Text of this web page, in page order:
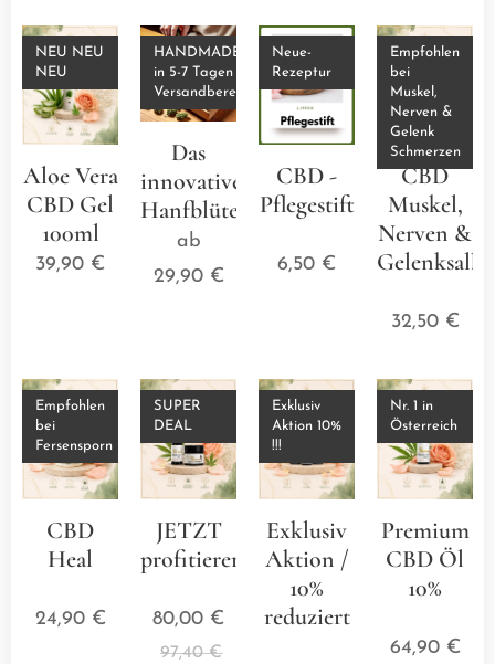
Aloe Vera
CBD Gel
100ml
NEU NEU
NEU
39,90 €
Das
innovative
Hanfblütenkissen
HANDMADE
in 5-7 Tagen
Versandbereit
ab
29,90€
CBD -
Pflegestift
⭐⭐⭐⭐⭐
Neue-
Rezeptur
6,50 €
CBD
Muskel,
Nerven &
Gelenksalbe
Empfohlen
bei
Muskel,
Nerven &
Gelenk
Schmerzen
32,50€
CBD
Heal
Empfohlen
bei
Fersensporn
24,90€
JETZT
profitieren
SUPER
DEAL
80,00 €
97,40€
Exklusiv
Aktion /
10%
reduziert
⭐⭐⭐⭐⭐
Exklusiv
Aktion 10%
!!!
Premium
CBD Öl
10%
Nr. 1 in
Österreich
64,90€